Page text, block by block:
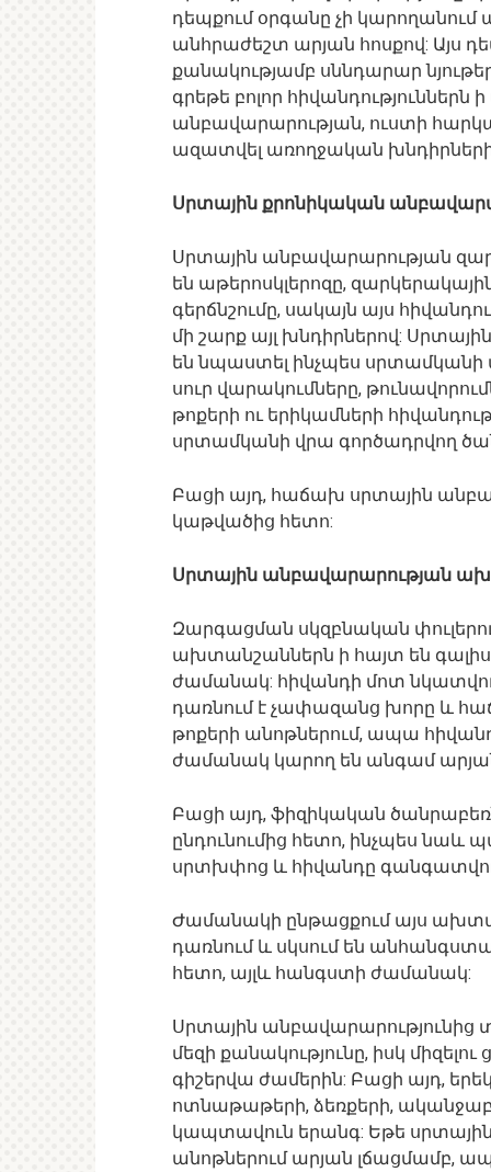
դեպքում օրգանը չի կարողանում
անհրաժեշտ արյան հոսքով: Այս
քանակությամբ սննդարար
գրեթե բոլոր
անբավարարության, ուստի
ազատվել առողջական
Սրտային քրոնիկական
Սրտային անբավարարության
են աթերոսկլերոզը,
գերճնշումը, սակայն այս
մի շարք այլ խնդիրներով:
են նպաստել ինչպես
սուր վարակումները,
թոքերի ու երիկամների
սրտամկանի վրա գործադրվող
Բացի այդ, հաճախ սրտային
կաթվածից հետո:
Սրտային անբավարարության
Զարգացման սկզբնական
ախտանշաններն ի հայտ են
ժամանակ: հիվանդի մոտ
դառնում է չափազանց խորը և
թոքերի անոթներում, ապա
ժամանակ կարող են անգամ
Բացի այդ, ֆիզիկական
ընդունումից հետո, ինչպես
սրտխփոց և հիվանդը գանգատվում
Ժամանակի ընթացքում այս
դառնում և սկսում են
հետո, այլև հանգստի ժամանակ:
Սրտային
մեզի քանակությունը, իսկ
գիշերվա ժամերին: Բացի այդ,
ոտնաթաթերի, ձեռքերի,
կապտավուն երանգ: Եթե սրտային
անոթներում արյան լճացմամբ,